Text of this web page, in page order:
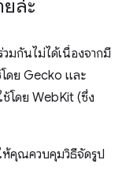
ล่ะ
มกันไม่ได้เนื่องจากมี
ดย Gecko และ
โดย WebKit (ซึ่ง
ห้คุณควบคุมวิธีจัดรูป